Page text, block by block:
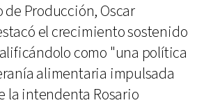
de Producción, Oscar
el crecimiento sostenido
como "una política
alimentaria impulsada
la intendenta Rosario